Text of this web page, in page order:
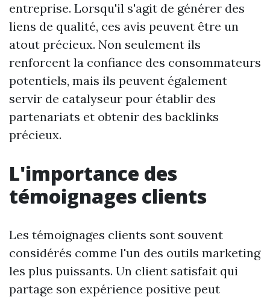
entreprise. Lorsqu'il s'agit de générer des
liens de qualité, ces avis peuvent être un
atout précieux. Non seulement ils
renforcent la confiance des consommateurs
potentiels, mais ils peuvent également
servir de catalyseur pour établir des
partenariats et obtenir des backlinks
précieux.
L'importance des
témoignages clients
Les témoignages clients sont souvent
considérés comme l'un des outils marketing
les plus puissants. Un client satisfait qui
partage son expérience positive peut